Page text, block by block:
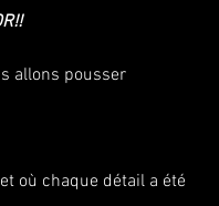
allons pousser
où chaque détail a été